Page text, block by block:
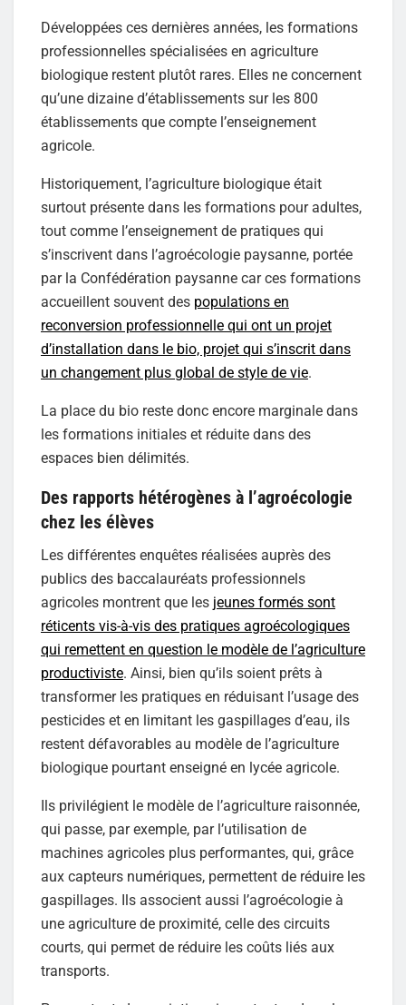
Développées ces dernières années, les formations
professionnelles spécialisées en agriculture
biologique restent plutôt rares. Elles ne concernent
qu’une dizaine d’établissements sur les 800
établissements que compte l’enseignement
agricole.
Historiquement, l’agriculture biologique était
surtout présente dans les formations pour adultes,
tout comme l’enseignement de pratiques qui
s’inscrivent dans l’agroécologie paysanne, portée
par la Confédération paysanne car ces formations
accueillent souvent des populations en
reconversion professionnelle qui ont un projet
d’installation dans le bio, projet qui s’inscrit dans
un changement plus global de style de vie.
La place du bio reste donc encore marginale dans
les formations initiales et réduite dans des
espaces bien délimités.
Des rapports hétérogènes à l’agroécologie
chez les élèves
Les différentes enquêtes réalisées auprès des
publics des baccalauréats professionnels
agricoles montrent que les jeunes formés sont
réticents vis-à-vis des pratiques agroécologiques
qui remettent en question le modèle de l’agriculture
productiviste. Ainsi, bien qu’ils soient prêts à
transformer les pratiques en réduisant l’usage des
pesticides et en limitant les gaspillages d’eau, ils
restent défavorables au modèle de l’agriculture
biologique pourtant enseigné en lycée agricole.
Ils privilégient le modèle de l’agriculture raisonnée,
qui passe, par exemple, par l’utilisation de
machines agricoles plus performantes, qui, grâce
aux capteurs numériques, permettent de réduire les
gaspillages. Ils associent aussi l’agroécologie à
une agriculture de proximité, celle des circuits
courts, qui permet de réduire les coûts liés aux
transports.